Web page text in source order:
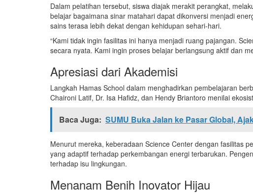
Dalam pelatihan tersebut, siswa diajak merakit perangkat,
belajar bagaimana sinar matahari dapat dikonversi menjadi
sains terasa lebih dekat dengan kehidupan sehari-hari.
“Kami tidak ingin fasilitas ini hanya menjadi ruang pajangan.
secara nyata. Kami ingin proses belajar berlangsung aktif dan
Apresiasi dari Akademisi
Langkah Hamas School dalam menghadirkan pembelajaran
Chaironi Latif, Dr. Isa Hafidz, dan Hendy Briantoro menilai
Baca Juga: SUMU Buka Jalan ke Pasar Global,
Menurut mereka, keberadaan Science Center dengan fasilitas
yang adaptif terhadap perkembangan energi terbarukan.
terhadap isu lingkungan.
Menanam Benih Inovator Hijau